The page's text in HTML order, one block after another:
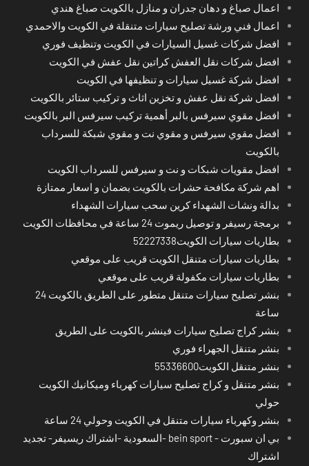
اعمال صباغ و دهان جدران و منازل بالكويت صباغ هندي
اعمال فني ورشة تصليح سيارات متنقلة في الكويت والاحمدي
افضل شركات غسيل السيارات في الكويت وتنظيف فوري
افضل شركات نقل العفش كراتين نقل عفش في الكويت
افضل شركة غسيل سيارات و تنظيفها في الكويت
افضل شركة نقل عفش و تخزين اثاث و تركيب ستائر بالكويت
افضل مقوي سيرفس بالبر أهمية تركيب سيرفس البر بالكويت
افضل مقوي سيرفس و مقوي نت و مقوي شبكة للسرداب
بالكويت
افضل مقويات شبكات و نت و سيرفس للسرداب الكويت
اهم شركة مكافحة حشرات بالكويت بضمان و اسعار ممتازة
بدالة ونشات الشهداء كرين سحب سيارات الشهداء
برمجة رسيفر و توصيل ريموت 24 ساعة في محافظات الكويت
بطاريات سيارات الكويت52227338
بطاريات سيارات متنقل الكويت قريب على موقعي
بطاريات سيارات مكفولة قريب على موقعي
بنشر تصليح سيارات متنقل متطور على الطريق بالكويت 24
ساعة
بنشر كراج تصليح سيارات فينشر بالكويت على الطريق
بنشر متنقل الجهراء فوري
بنشر متنقل الكويت55336600
بنشر متنقل و كراج تصليح سيارات كهرباء وميكانيك الكويت
حولي
بنشر وكهرباء سيارات متنقل في الكويت وحولي 24 ساعة
بي ان سبورت - bein sport -السعودية -اشتراك ريسيفر- تجديد
اشتراك